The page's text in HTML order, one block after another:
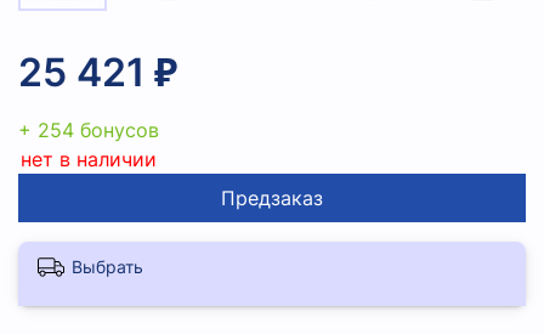
25 421 ₽
+ 254 бонусов
нет в наличии
Предзаказ
Выбрать